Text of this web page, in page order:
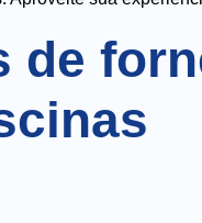
de